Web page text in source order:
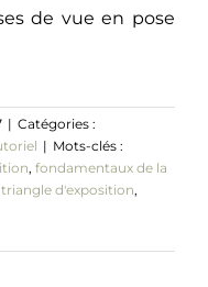
de vue en pose
| Catégories :
| Mots-clés :
, fondamentaux de la
triangle d'exposition,